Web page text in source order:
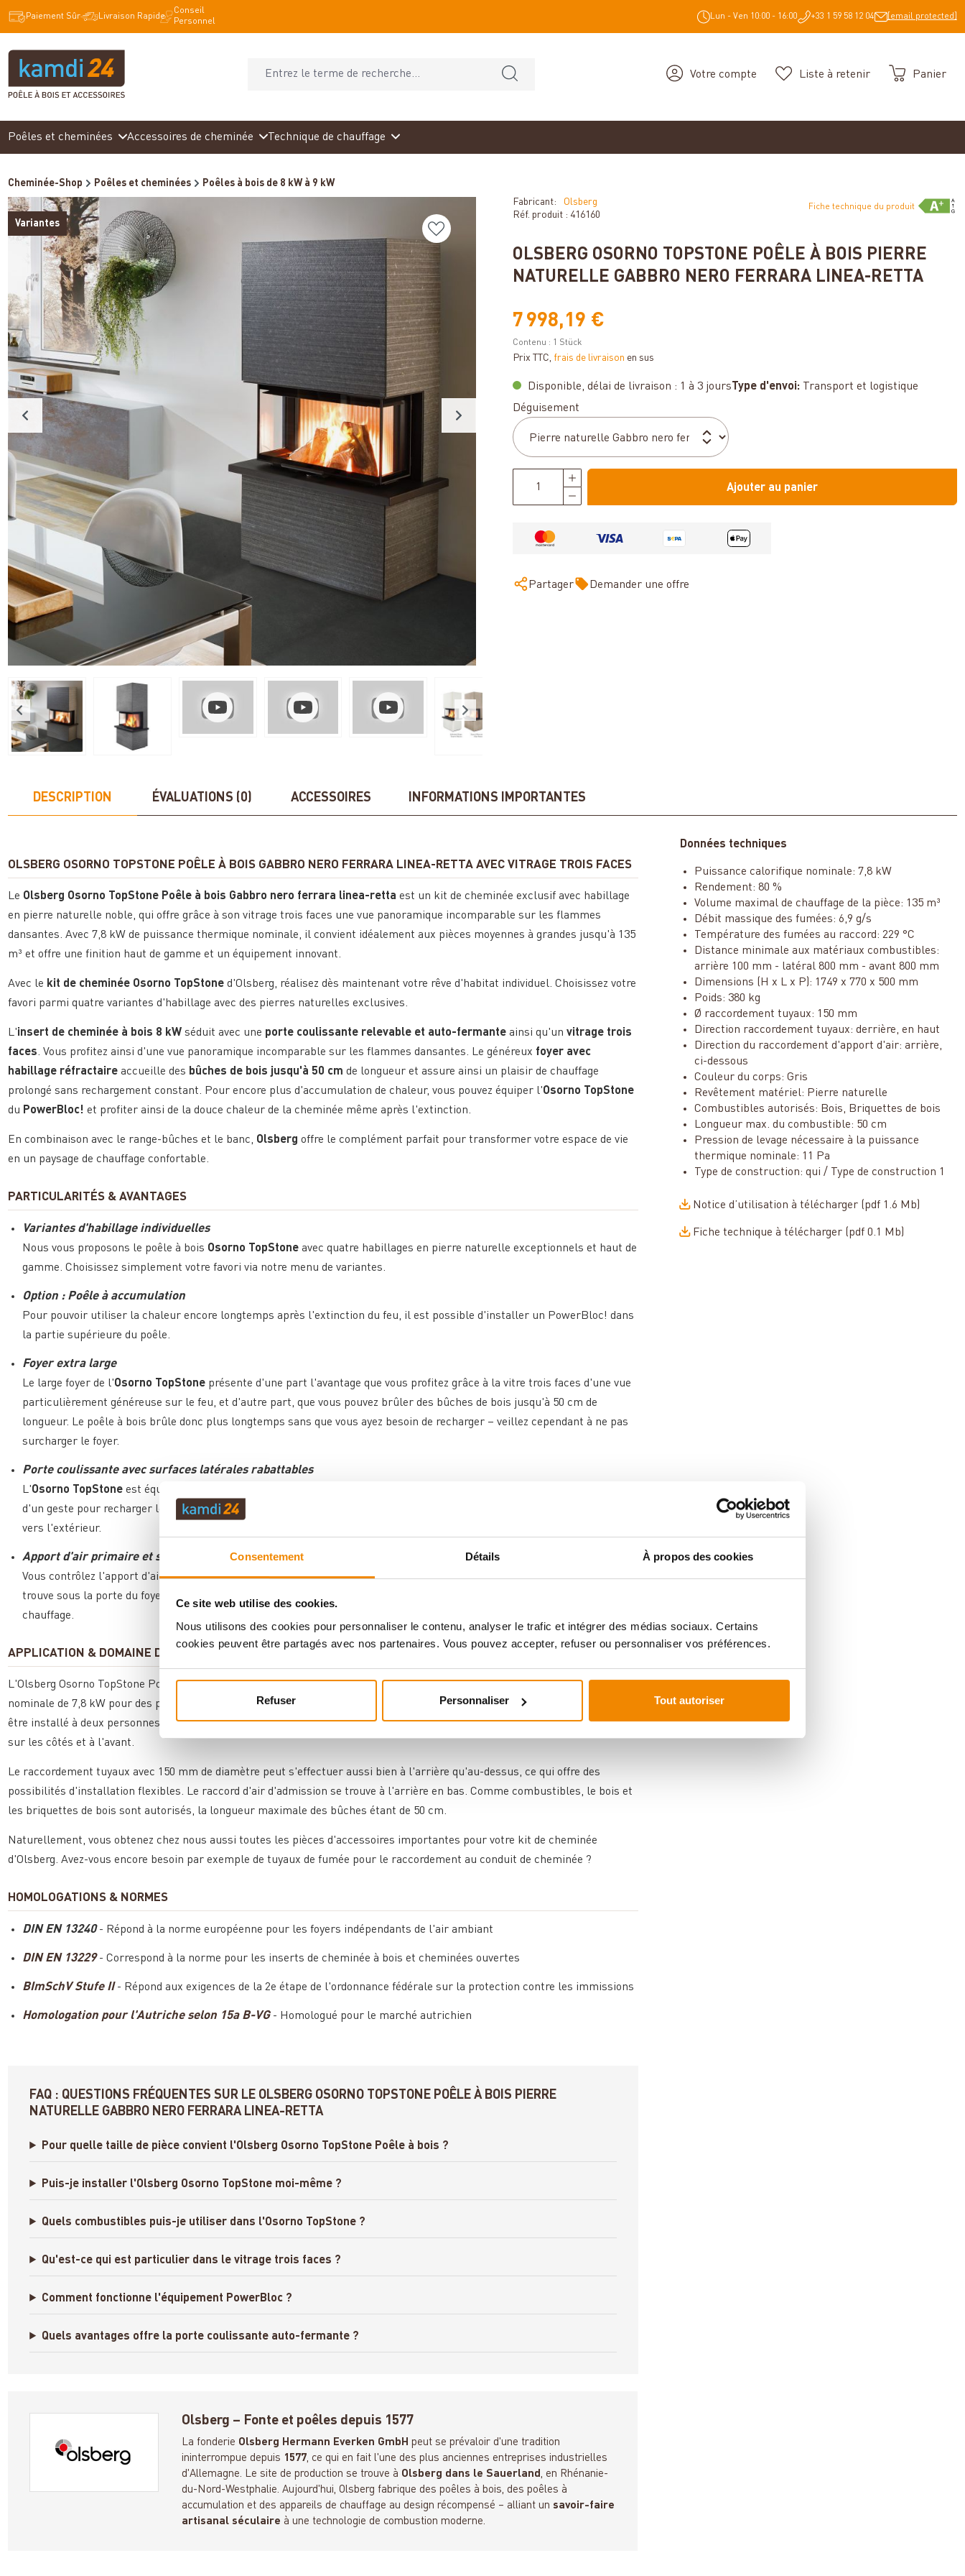
Consentement Détails À propos des cookies
Ce site web utilise des cookies.
Nous utilisons des cookies pour personnaliser le contenu, analyser le trafic et intégrer des médias sociaux. Certains
cookies peuvent être partagés avec nos partenaires. Vous pouvez accepter, refuser ou personnaliser vos préférences.
Refuser Personnaliser Tout autoriser
Passer à la navigation principale
Paiement Sûr Livraison Rapide
Conseil
Personnel
Lun - Ven 10:00 - 16:00 +33 1 59 58 12 04 [email protected]
Votre compte Liste à retenir Panier
Poêles et cheminées Accessoires de cheminée Technique de chauffage
Cheminée-Shop Poêles et cheminées Poêles à bois de 8 kW à 9 kW
Variantes
Fabricant:
Olsberg
Réf. produit : 416160
Fiche technique du produit
OLSBERG OSORNO TOPSTONE POÊLE À BOIS PIERRE
NATURELLE GABBRO NERO FERRARA LINEA-RETTA
7 998,19 €
Contenu : 1 Stück
Prix TTC, frais de livraison en sus
Disponible, délai de livraison : 1 à 3 jours Type d'envoi: Transport et logistique
Sélectionnez
Déguisement
Ajouter au panier
Partager Demander une offre
DESCRIPTION ÉVALUATIONS (0) ACCESSOIRES INFORMATIONS IMPORTANTES
OLSBERG OSORNO TOPSTONE POÊLE À BOIS GABBRO NERO FERRARA LINEA-RETTA AVEC VITRAGE TROIS FACES
Le Olsberg Osorno TopStone Poêle à bois Gabbro nero ferrara linea-retta est un kit de cheminée exclusif avec habillage
en pierre naturelle noble, qui offre grâce à son vitrage trois faces une vue panoramique incomparable sur les flammes
dansantes. Avec 7,8 kW de puissance thermique nominale, il convient idéalement aux pièces moyennes à grandes jusqu'à 135
m³ et offre une finition haut de gamme et un équipement innovant.
Avec le kit de cheminée Osorno TopStone d'Olsberg, réalisez dès maintenant votre rêve d'habitat individuel. Choisissez votre
favori parmi quatre variantes d'habillage avec des pierres naturelles exclusives.
L'insert de cheminée à bois 8 kW séduit avec une porte coulissante relevable et auto-fermante ainsi qu'unvitrage trois
faces. Vous profitez ainsi d'une vue panoramique incomparable sur les flammes dansantes. Le généreux foyer avec
habillage réfractaire accueille des bûches de bois jusqu'à 50 cm de longueur et assure ainsi un plaisir de chauffage
prolongé sans rechargement constant. Pour encore plus d'accumulation de chaleur, vous pouvez équiper l'Osorno TopStone
du PowerBloc! et profiter ainsi de la douce chaleur de la cheminée même après l'extinction.
En combinaison avec le range-bûches et le banc, Olsberg offre le complément parfait pour transformer votre espace de vie
en un paysage de chauffage confortable.
PARTICULARITÉS & AVANTAGES
Variantes d'habillage individuelles
Nous vous proposons le poêle à bois Osorno TopStone avec quatre habillages en pierre naturelle exceptionnels et haut de
gamme. Choisissez simplement votre favori via notre menu de variantes.
Option : Poêle à accumulation
Pour pouvoir utiliser la chaleur encore longtemps après l'extinction du feu, il est possible d'installer un PowerBloc! dans
la partie supérieure du poêle.
Foyer extra large
Le large foyer de l'Osorno TopStone présente d'une part l'avantage que vous profitez grâce à la vitre trois faces d'une vue
particulièrement généreuse sur le feu, et d'autre part, que vous pouvez brûler des bûches de bois jusqu'à 50 cm de
longueur. Le poêle à bois brûle donc plus longtemps sans que vous ayez besoin de recharger – veillez cependant à ne pas
surcharger le foyer.
Porte coulissante avec surfaces latérales rabattables
L'Osorno TopStone est équipé d'une porte coulissante auto-fermante (type 1) qui se pousse confortablement vers le haut
d'un geste pour recharger le bois de chauffage. Pour le nettoyage de la vitre, les volets latéraux de la porte se rabattent
vers l'extérieur.
Apport d'air primaire et secondaire réglable combiné
Vous contrôlez l'apport d'air de combustion lors du chauffage avec l'Osorno TopStonevia un régulateur combiné qui se
trouve sous la porte du foyer du poêle. Vous pouvez ainsi régler d'un geste l'apport d'air optimal pour chaque phase de
chauffage.
APPLICATION & DOMAINE D'UTILISATION
L'Olsberg Osorno TopStone Poêle à bois Gabbro nero ferrara linea-retta convient parfaitement avec sa puissance thermique
nominale de 7,8 kW pour des pièces jusqu'à 135 m³. En raison de son poids de 380 kg, il nécessite un support porteur et doit
être installé à deux personnes. Les distances minimales aux matériaux combustibles sont de 100 mm à l'arrière, 800 mm
sur les côtés et à l'avant.
Le raccordement tuyaux avec 150 mm de diamètre peut s'effectuer aussi bien à l'arrière qu'au-dessus, ce qui offre des
possibilités d'installation flexibles. Le raccord d'air d'admission se trouve à l'arrière en bas. Comme combustibles, le bois et
les briquettes de bois sont autorisés, la longueur maximale des bûches étant de 50 cm.
Naturellement, vous obtenez chez nous aussi toutes les pièces d'accessoires importantes pour votre kit de cheminée
d'Olsberg. Avez-vous encore besoin par exemple de tuyaux de fumée pour le raccordement au conduit de cheminée ?
HOMOLOGATIONS & NORMES
DIN EN 13240- Répond à la norme européenne pour les foyers indépendants de l'air ambiant
DIN EN 13229- Correspond à la norme pour les inserts de cheminée à bois et cheminées ouvertes
BImSchV Stufe II- Répond aux exigences de la 2e étape de l'ordonnance fédérale sur la protection contre les immissions
Homologation pour l'Autriche selon 15a B-VG- Homologué pour le marché autrichien
FAQ : QUESTIONS FRÉQUENTES SUR LE OLSBERG OSORNO TOPSTONE POÊLE À BOIS PIERRE
NATURELLE GABBRO NERO FERRARA LINEA-RETTA
Pour quelle taille de pièce convient l'Olsberg Osorno TopStone Poêle à bois ?
Puis-je installer l'Olsberg Osorno TopStone moi-même ?
Quels combustibles puis-je utiliser dans l'Osorno TopStone ?
Qu'est-ce qui est particulier dans le vitrage trois faces ?
Comment fonctionne l'équipement PowerBloc ?
Quels avantages offre la porte coulissante auto-fermante ?
Olsberg – Fonte et poêles depuis 1577
La fonderie Olsberg Hermann Everken GmbH peut se prévaloir d'une tradition
ininterrompue depuis 1577, ce qui en fait l'une des plus anciennes entreprises industrielles
d'Allemagne. Le site de production se trouve à Olsberg dans le Sauerland, en Rhénanie-
du-Nord-Westphalie. Aujourd'hui, Olsberg fabrique des poêles à bois, des poêles à
accumulation et des appareils de chauffage au design récompensé – alliant unsavoir-faire
artisanal séculaire à une technologie de combustion moderne.
Données techniques
Puissance calorifique nominale: 7,8 kW
Rendement: 80 %
Volume maximal de chauffage de la pièce: 135 m³
Débit massique des fumées: 6,9 g/s
Température des fumées au raccord: 229 °C
Distance minimale aux matériaux combustibles:
arrière 100 mm - latéral 800 mm - avant 800 mm
Dimensions (H x L x P): 1749 x 770 x 500 mm
Poids: 380 kg
Ø raccordement tuyaux: 150 mm
Direction raccordement tuyaux: derrière, en haut
Direction du raccordement d'apport d'air: arrière,
ci-dessous
Couleur du corps: Gris
Revêtement matériel: Pierre naturelle
Combustibles autorisés: Bois, Briquettes de bois
Longueur max. du combustible: 50 cm
Pression de levage nécessaire à la puissance
thermique nominale: 11 Pa
Type de construction: qui / Type de construction 1
Notice d’utilisation à télécharger (pdf 1.6 Mb)
Fiche technique à télécharger (pdf 0.1 Mb)